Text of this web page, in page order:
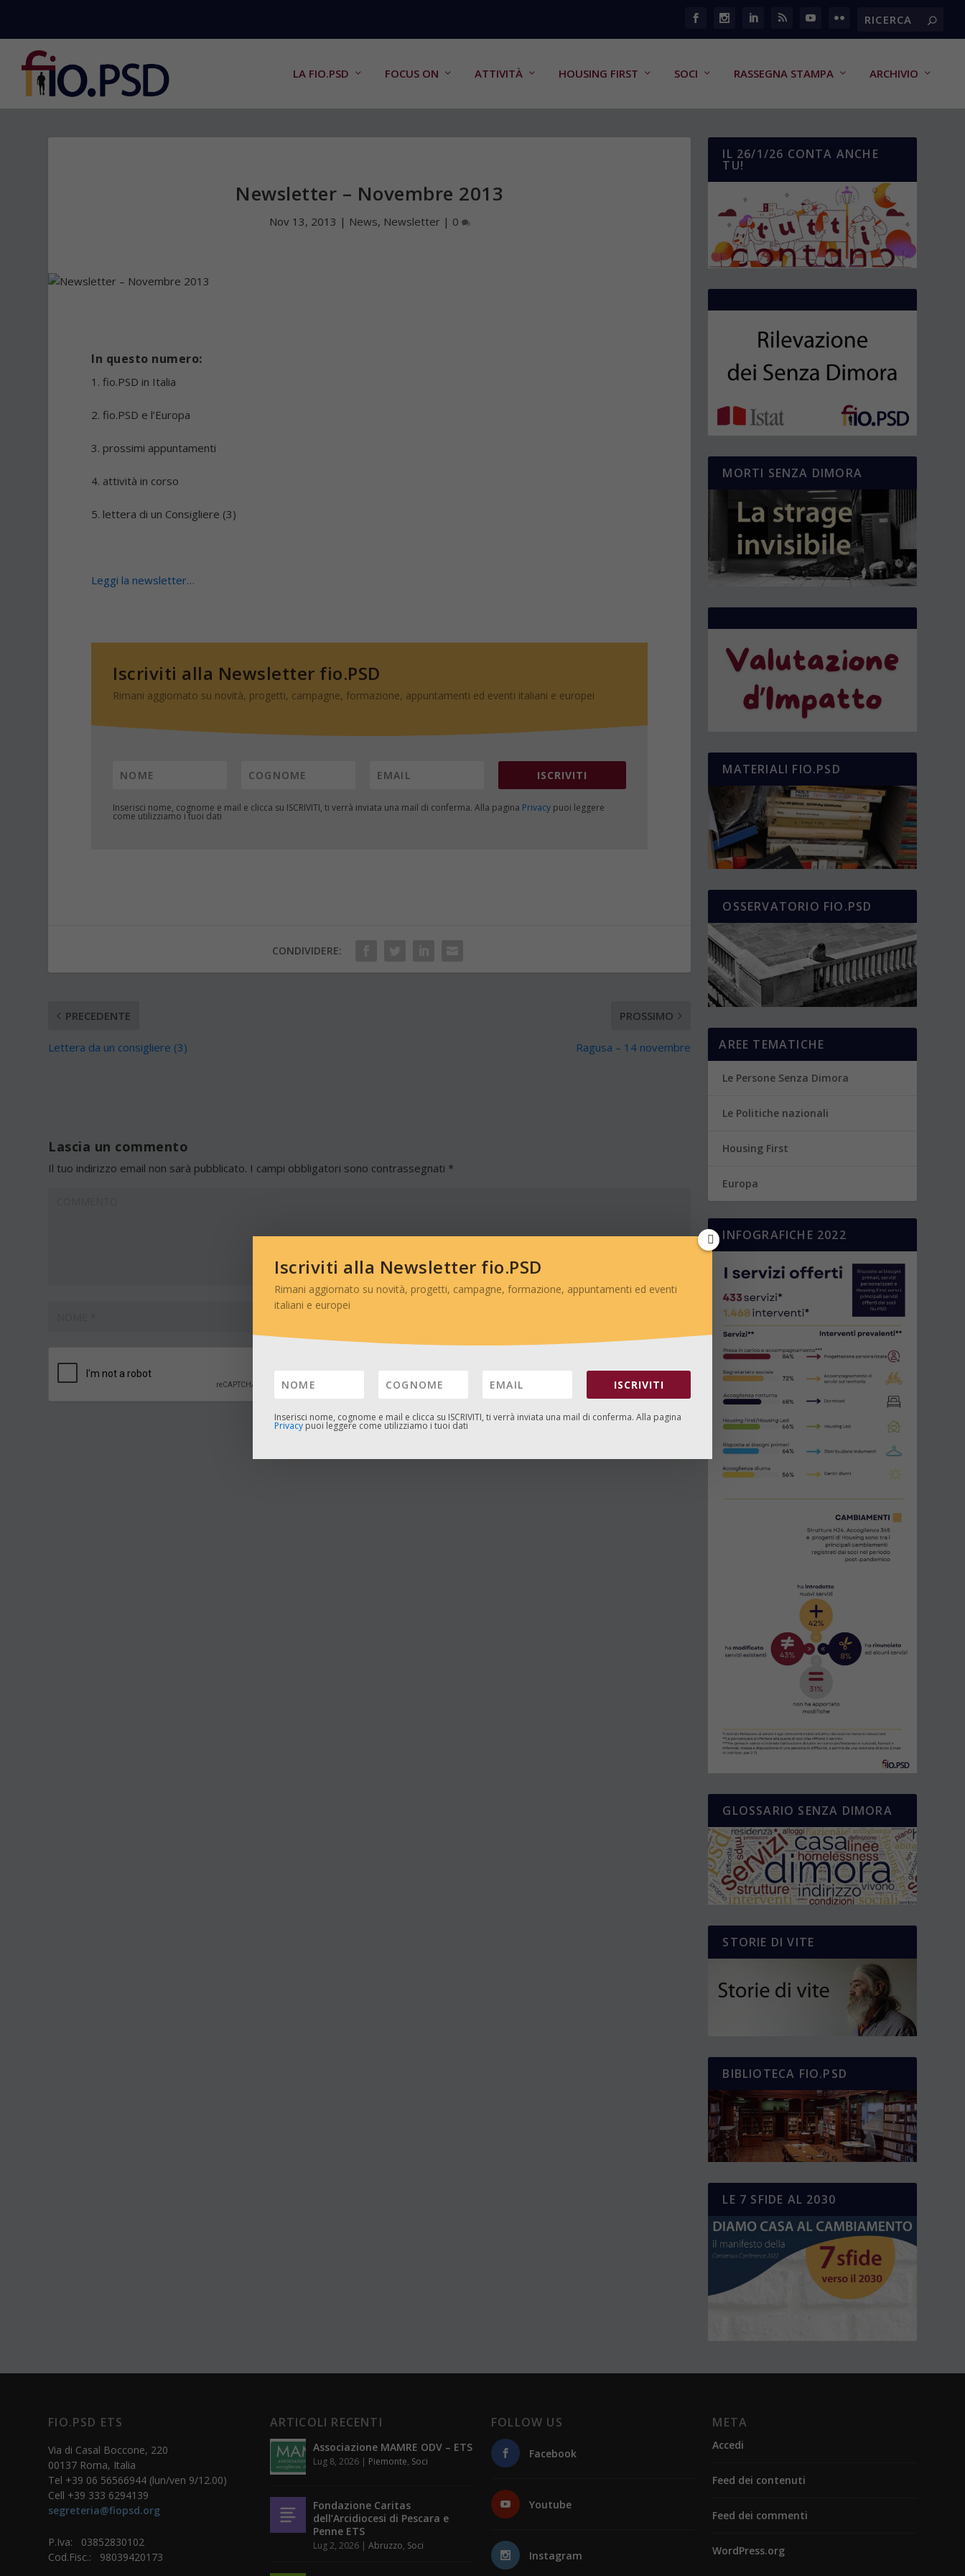
LA FIO.PSD FOCUS ON ATTIVITÀ HOUSING FIRST SOCI RASSEGNA STAMPA ARCHIVIO
Newsletter – Novembre 2013
Nov 13, 2013 | News, Newsletter| 0
In questo numero:
1. fio.PSD in Italia
2. fio.PSD e l’Europa
3. prossimi appuntamenti
4. attività in corso
5. lettera di un Consigliere (3)
Leggi la newsletter…
Iscriviti alla Newsletter fio.PSD
Rimani aggiornato su novità, progetti, campagne, formazione, appuntamenti ed eventi italiani e europei
ISCRIVITI
Inserisci nome, cognome e mail e clicca su ISCRIVITI, ti verrà inviata una mail di conferma. Alla pagina Privacy puoi leggere
come utilizziamo i tuoi dati
CONDIVIDERE:
PRECEDENTE
Lettera da un consigliere (3)
PROSSIMO
Ragusa – 14 novembre
Lascia un commento
Il tuo indirizzo email non sarà pubblicato. I campi obbligatori sono contrassegnati *
IL 26/1/26 CONTA ANCHE
TU!
MORTI SENZA DIMORA
MATERIALI FIO.PSD
OSSERVATORIO FIO.PSD
AREE TEMATICHE
Le Persone Senza Dimora
Le Politiche nazionali
Housing First
Europa
INFOGRAFICHE 2022
GLOSSARIO SENZA DIMORA
STORIE DI VITE
BIBLIOTECA FIO.PSD
LE 7 SFIDE AL 2030
FIO.PSD ETS
Via di Casal Boccone, 220
00137 Roma, Italia
Tel +39 06 56566944 (lun/ven 9/12.00)
Cell +39 333 6294139
segreteria@fiopsd.org
P.Iva: 03852830102
Cod.Fisc.: 98039420173
ARTICOLI RECENTI
Associazione MAMRE ODV – ETS
Lug 8, 2026| Piemonte, Soci
Fondazione Caritas
dell’Arcidiocesi di Pescara e
Penne ETS
Lug 2, 2026| Abruzzo, Soci
FOLLOW US
Facebook
Youtube
Instagram
META
Accedi
Feed dei contenuti
Feed dei commenti
WordPress.org
Iscriviti alla Newsletter fio.PSD
Rimani aggiornato su novità, progetti, campagne, formazione, appuntamenti ed eventi
italiani e europei
ISCRIVITI
Inserisci nome, cognome e mail e clicca su ISCRIVITI, ti verrà inviata una mail di conferma. Alla pagina
Privacy puoi leggere come utilizziamo i tuoi dati